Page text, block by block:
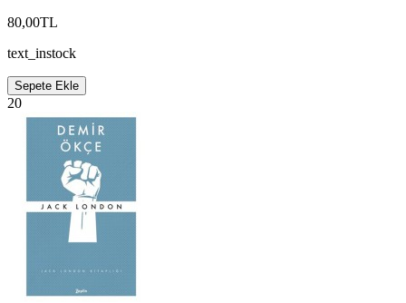
80,00TL
text_instock
Sepete Ekle
20